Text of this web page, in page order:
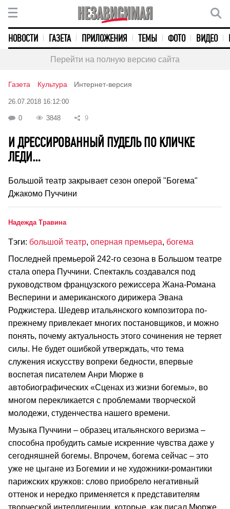
НОВОСТИ ГАЗЕТА ПРИЛОЖЕНИЯ ТЕМЫ ФОТО ВИДЕО
Перейти на полную версию сайта
Газета Культура Интернет-версия
26.07.2018 16:12:00
0 3848 9
И ДРЕССИРОВАННЫЙ ПУДЕЛЬ ПО КЛИЧКЕ
ЛЕДИ…
Большой театр закрывает сезон оперой "Богема"
Джакомо Пуччини
Надежда Травина
Тэги: большой театр, оперная премьера, богема
Последней премьерой 242-го сезона в Большом театре
стала опера Пуччини. Спектакль создавался под
руководством французского режиссера Жана-Романа
Весперини и американского дирижера Эвана
Роджистера. Шедевр итальянского композитора по-
прежнему привлекает многих постановщиков, и можно
понять, почему актуальность этого сочинения не теряет
силы. Не будет ошибкой утверждать, что тема
служения искусству вопреки бедности, впервые
воспетая писателем Анри Мюрже в
автобиографических «Сценах из жизни богемы», во
многом перекликается с проблемами творческой
молодежи, студенчества нашего времени.
Музыка Пуччини – образец итальянского веризма –
способна пробудить самые искренние чувства даже у
сегодняшней богемы. Впрочем, богема сейчас – это
уже не цыгане из Богемии и не художники-романтики
парижских кружков: слово приобрело негативный
оттенок и нередко применяется к представителям
творческой интеллигенции, которые, как писал Мюрже,